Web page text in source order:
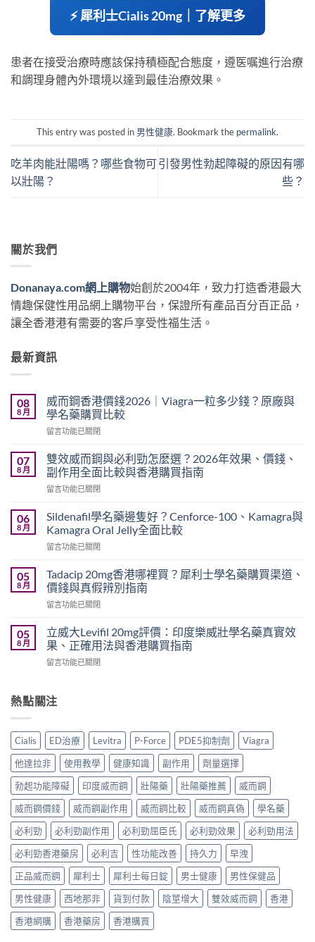
⚡ 犀利士Cialis 20mg｜了解更多
患者在接受治療時應該保持積極配合態度，遵医嘱進行治療
和調理身體內外環境以達到最佳治療效果。
This entry was posted in 男性健康. Bookmark the permalink.
吃羊肉能壯陽嗎？哪些食物可
以壯陽？
引發男性勃起障礙的原因有哪
些？
關於我們
Donanaya.com網上購物始創於2004年，致力打造香港最大
情趣保健性用品網上購物平台，保證所有產品百分百正品，
讓全香港港有需要的客戶享受性福生活。
最新資訊
08
8 月
威而鋼香港價錢2026｜Viagra一粒多少錢？原廠與
學名藥購買比較
在
而
鋼
香
港
錢
2026
Viagra
粒
多
錢？
廠
與
學
購
買
較〉
中
留言功能已關閉
07
8 月
雙效威而鋼與必利勁怎麼選？2026年效果、價錢、
副作用全面比較與香港購買指南
在
效
威
而
鋼
必
利
勁
怎
選？
2026
效
錢、
用
全
面
比
較
與
香
港
買
指
南〉
中
留言功能已關閉
06
8 月
Sildenafil學名藥邊隻好？Cenforce-100、Kamagra與
Kamagra Oral Jelly全面比較
在
學
名
藥
邊
好？
Cenforce-
100、
Kamagra
Oral
面
比
較〉
中
留言功能已關閉
05
8 月
Tadacip 20mg香港哪裡買？犀利士學名藥購買渠道、
價錢與真假辨別指南
在
20mg
香
港
哪
犀
學
名
藥
購
買
渠
道、
價
與
真
假
辨
別
指
南〉
中
留言功能已關閉
05
8 月
立威大Levifil 20mg評價：印度樂威壯學名藥真實效
果、正確用法與香港購買指南
在
大
Levifil
評
價：
印
度
樂
威
壯
學
藥
真
實
效
果、
正
確
用
留言功能已關閉
熱點關注
Cialis ED治療 Levitra P-Force PDE5抑制劑
Viagra
他達拉非
使用教學 健康知識 副作用
劑量選擇
勃起功能障礙
印度威而鋼 壯陽藥 壯陽藥推薦
威而鋼
威而鋼價錢
威而鋼副作用 威而鋼比較 威而鋼真偽
學名藥
必利勁
必利勁副作用 必利勁屈臣氏 必利勁效果
必利勁用法
必利勁香港藥房
必利吉 性功能改善 持久力
早洩
正品威而鋼
犀利士 犀利士每日錠 男士健康
男性保健品
男性健康
西地那非 貨到付款 陰莖增大 雙效威而鋼
香港
香港網購
香港藥房 香港購買